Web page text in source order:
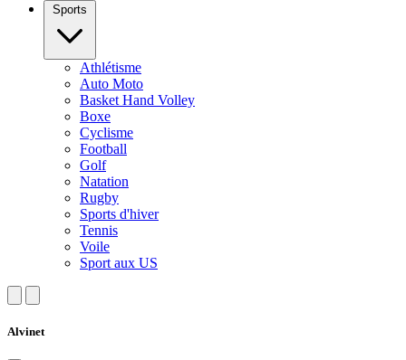
Sports
Athlétisme
Auto Moto
Basket Hand Volley
Boxe
Cyclisme
Football
Golf
Natation
Rugby
Sports d'hiver
Tennis
Voile
Sport aux US
Alvinet